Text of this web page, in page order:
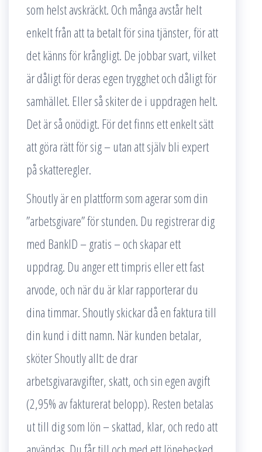
som helst avskräckt. Och många avstår helt
enkelt från att ta betalt för sina tjänster, för att
det känns för krångligt. De jobbar svart, vilket
är dåligt för deras egen trygghet och dåligt för
samhället. Eller så skiter de i uppdragen helt.
Det är så onödigt. För det finns ett enkelt sätt
att göra rätt för sig – utan att själv bli expert
på skatteregler.
Shoutly är en plattform som agerar som din
”arbetsgivare” för stunden. Du registrerar dig
med BankID – gratis – och skapar ett
uppdrag. Du anger ett timpris eller ett fast
arvode, och när du är klar rapporterar du
dina timmar. Shoutly skickar då en faktura till
din kund i ditt namn. När kunden betalar,
sköter Shoutly allt: de drar
arbetsgivaravgifter, skatt, och sin egen avgift
(2,95% av fakturerat belopp). Resten betalas
ut till dig som lön – skattad, klar, och redo att